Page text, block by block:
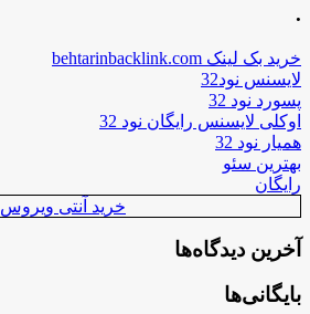
.
خرید بک لینک behtarinbacklink.com
لایسنس نود32
پسورد نود 32
اوکلی لایسنس رایگان نود 32
همیار نود 32
بهترین سئو
رایگان
خرید آنتی ویروس
آخرین دیدگاه‌ها
بایگانی‌ها